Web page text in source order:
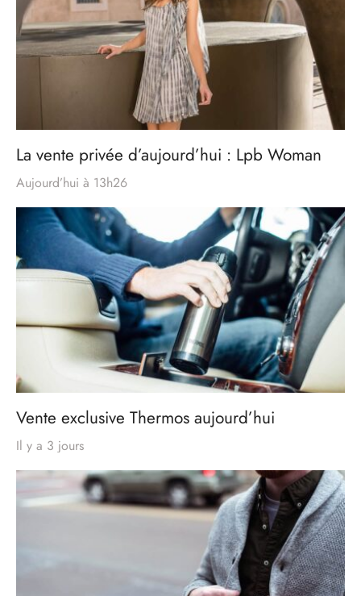
La vente privée d’aujourd’hui : Lpb Woman
Aujourd’hui à 13h26
Vente exclusive Thermos aujourd’hui
Il y a 3 jours